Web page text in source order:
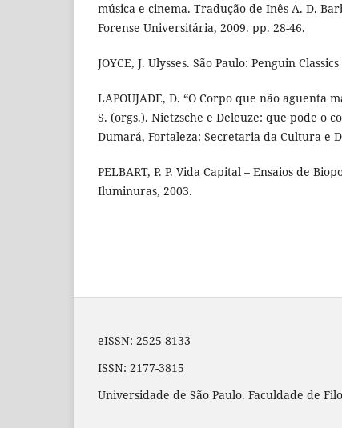
música e cinema. Tradução de Inês A. D.
Forense Universitária, 2009. pp. 28-46.
JOYCE, J. Ulysses. São Paulo: Penguin
LAPOUJADE, D. “O Corpo que não aguenta
S. (orgs.). Nietzsche e Deleuze: que pode o
Dumará, Fortaleza: Secretaria da Cultura e
PELBART, P. P. Vida Capital – Ensaios de
Iluminuras, 2003.
eISSN: 2525-8133
ISSN: 2177-3815
Universidade de São Paulo. Faculdade de